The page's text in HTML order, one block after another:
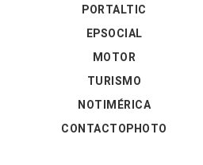
PORTALTIC
EPSOCIAL
MOTOR
TURISMO
NOTIMÉRICA
CONTACTOPHOTO